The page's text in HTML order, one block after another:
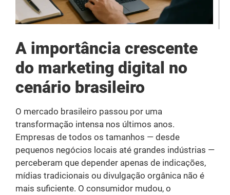
A importância crescente
do marketing digital no
cenário brasileiro
O mercado brasileiro passou por uma
transformação intensa nos últimos anos.
Empresas de todos os tamanhos — desde
pequenos negócios locais até grandes indústrias —
perceberam que depender apenas de indicações,
mídias tradicionais ou divulgação orgânica não é
mais suficiente. O consumidor mudou, o